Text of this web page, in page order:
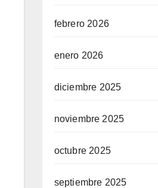
febrero 2026
enero 2026
diciembre 2025
noviembre 2025
octubre 2025
septiembre 2025